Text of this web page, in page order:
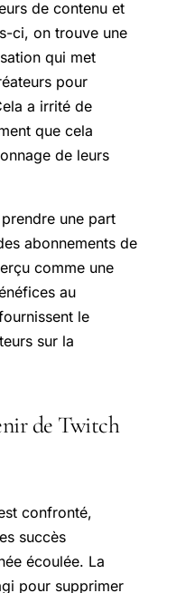
de contenu et
ci, on trouve une
qui met
pour
a irrité de
que cela
de leurs
une part
abonnements de
comme une
au
le
sur la
de Twitch
confronté,
succès
écoulée. La
pour supprimer